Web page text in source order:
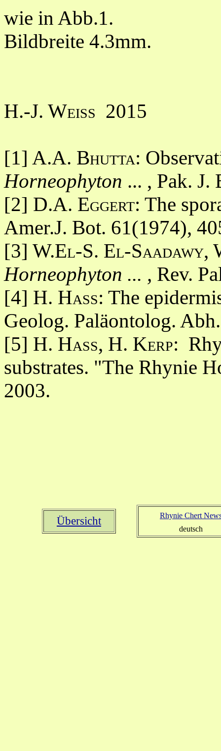
wie in Abb.1.
Bildbreite 4.3mm.
H.-J. Weiss 2015
[1] A.A. Bhutta:
Horneophyton ... , Pak. J.
[2] D.A. Eggert: The
Amer.J. Bot. 61(1974),
[3] W.El-S. El-Saadawy,
Horneophyton ... , Rev.
[4] H. Hass: The
Geolog. Paläontolog.
[5] H. Hass, H. Kerp:
substrates. "The Rhynie
2003.
Übersicht
Rhynie Chert
deutsch